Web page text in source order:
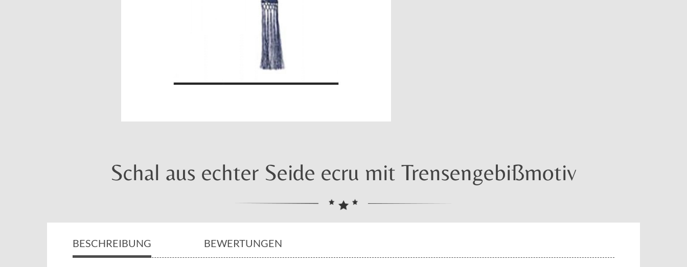
Schal aus echter Seide ecru mit Trensengebißmotiv
BESCHREIBUNG BEWERTUNGEN